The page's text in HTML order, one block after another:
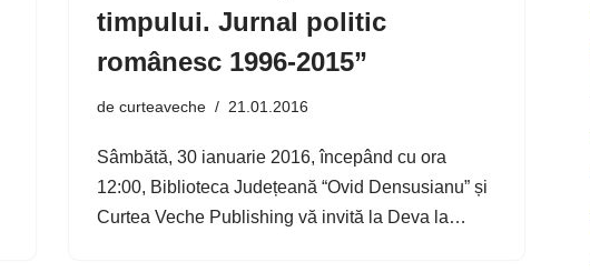
timpului. Jurnal politic
românesc 1996-2015”
de curteaveche 21.01.2016
Sâmbătă, 30 ianuarie 2016, începând cu ora
12:00, Biblioteca Județeană “Ovid Densusianu” și
Curtea Veche Publishing vă invită la Deva la…